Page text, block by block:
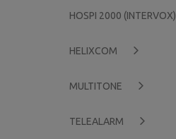
HOSPI 2000 (INTERVOX)
HELIXCOM
MULTITONE
TELEALARM